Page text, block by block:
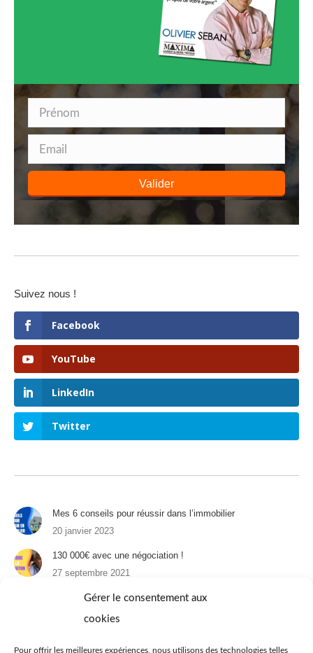
Gérer le consentement aux
cookies
Pour offrir les meilleures expériences, nous utilisons des technologies telles
Valider
Suivez nous !
Facebook
YouTube
LinkedIn
Twitter
Mes 6 conseils pour réussir dans l’immobilier
20 janvier 2023
130 000€ avec une négociation !
27 septembre 2021
Un appartement à Paris : 1er épisode
31 août 2021